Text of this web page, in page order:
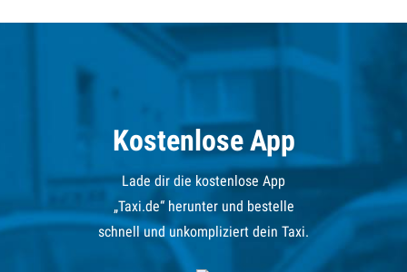
Kostenlose App
Lade dir die kostenlose App
„Taxi.de“ herunter und bestelle
schnell und unkompliziert dein Taxi.